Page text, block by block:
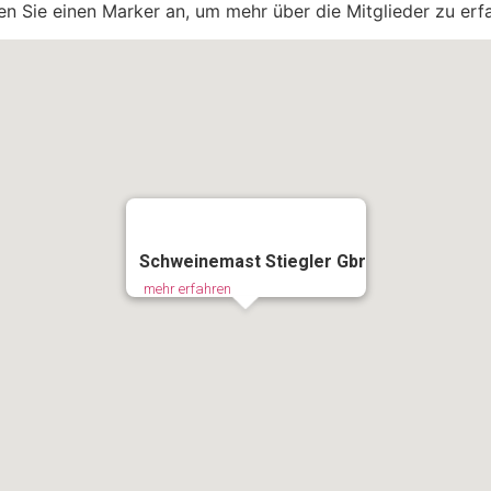
Sie einen Marker an, um mehr über die Mitglieder zu
Schweinemast Stiegler Gbr
mehr erfahren